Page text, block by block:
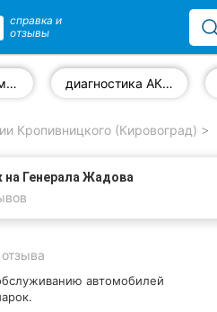
справка и
отзывы
измерение компрессии двигателя диагностика АКПП
Кропивницкого (Кировоград)
Генерала Жадова
автомобилей